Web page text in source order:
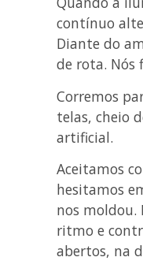
contínuo
Diante do
de rota. Nós
Corremos
telas, cheio
artificial.
Aceitamos
hesitamos
nos moldou.
ritmo e
abertos, na